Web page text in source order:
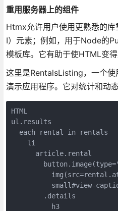
重用服务器上的组件
Htmx允许用户使用更熟悉的
I）元素；例如，用于Node的
模板库。它有助于使HTML变得
这里是RentalsListing，一个
演示应用程序。它对统计和动
HTML
ul.results
  each rental in rentals
    li
      article.rental
small#view-
        .details
          h3